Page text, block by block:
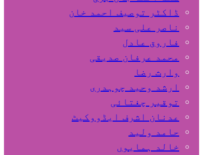
ڈاکٹر توصیف احمد خان
ناصر علی سید
فاروق عادل
محمد عرفان صدیقی
وارث رضا
ارشد وحید چوہدری
توقیر چغتائی
عدنان اشرف ایڈووکیٹ
حامد ولید
خالد ہمایوں